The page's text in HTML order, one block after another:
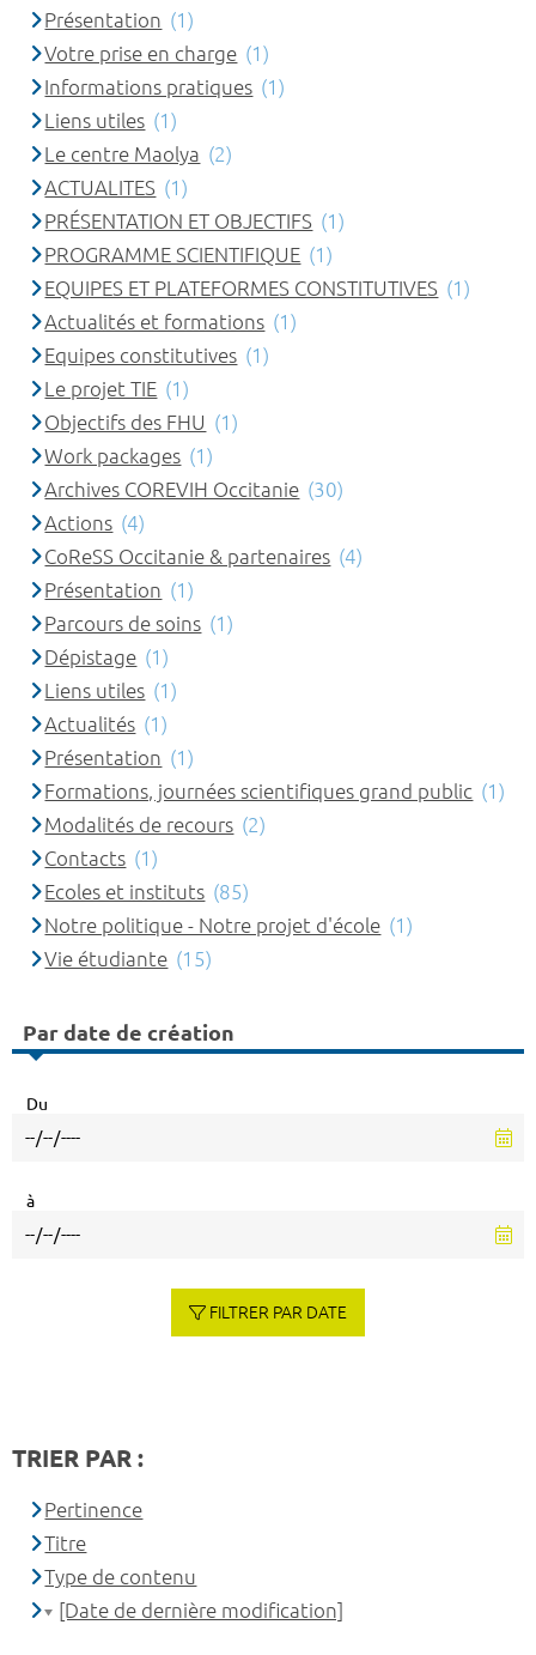
Présentation (1)
Votre prise en charge (1)
Informations pratiques (1)
Liens utiles (1)
Le centre Maolya (2)
ACTUALITES (1)
PRÉSENTATION ET OBJECTIFS (1)
PROGRAMME SCIENTIFIQUE (1)
EQUIPES ET PLATEFORMES CONSTITUTIVES (1)
Actualités et formations (1)
Equipes constitutives (1)
Le projet TIE (1)
Objectifs des FHU (1)
Work packages (1)
Archives COREVIH Occitanie (30)
Actions (4)
CoReSS Occitanie & partenaires (4)
Présentation (1)
Parcours de soins (1)
Dépistage (1)
Liens utiles (1)
Actualités (1)
Présentation (1)
Formations, journées scientifiques grand public (1)
Modalités de recours (2)
Contacts (1)
Ecoles et instituts (85)
Notre politique - Notre projet d'école (1)
Vie étudiante (15)
Par date de création
Du
à
FILTRER PAR DATE
TRIER PAR :
Pertinence
Titre
Type de contenu
[Date de dernière modification]